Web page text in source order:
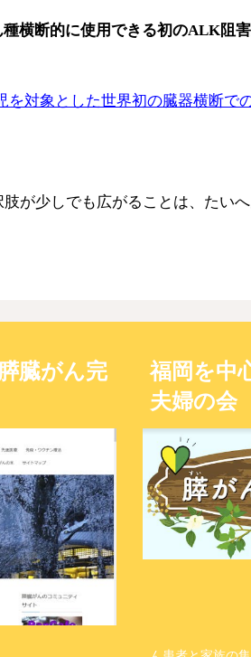
横断的に使用できる初のALK阻
対象とした世界初の臓器横断で
少しでも広がることは、たいへ
臓がん完
福岡を中
夫婦の会